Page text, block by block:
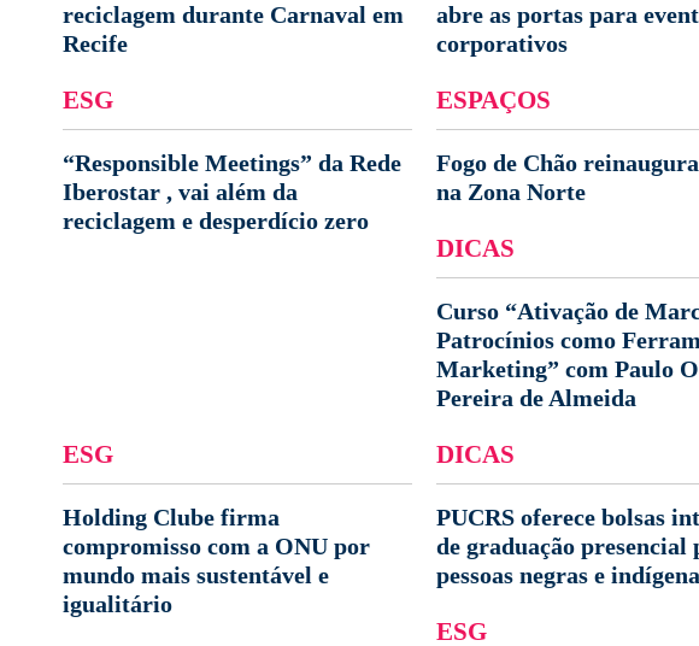
reciclagem durante Carnaval em
Recife
abre as portas para
corporativos
ESG
“Responsible Meetings” da Rede
Iberostar , vai além da
reciclagem e desperdício zero
ESPAÇOS
Fogo de Chão
na Zona Norte
DICAS
Curso “Ativação de
Patrocínios como
Marketing” com Paulo
Pereira de Almeida
ESG
Holding Clube firma
compromisso com a ONU por
mundo mais sustentável e
igualitário
DICAS
PUCRS oferece bolsas
de graduação presencial
pessoas negras e
ESG